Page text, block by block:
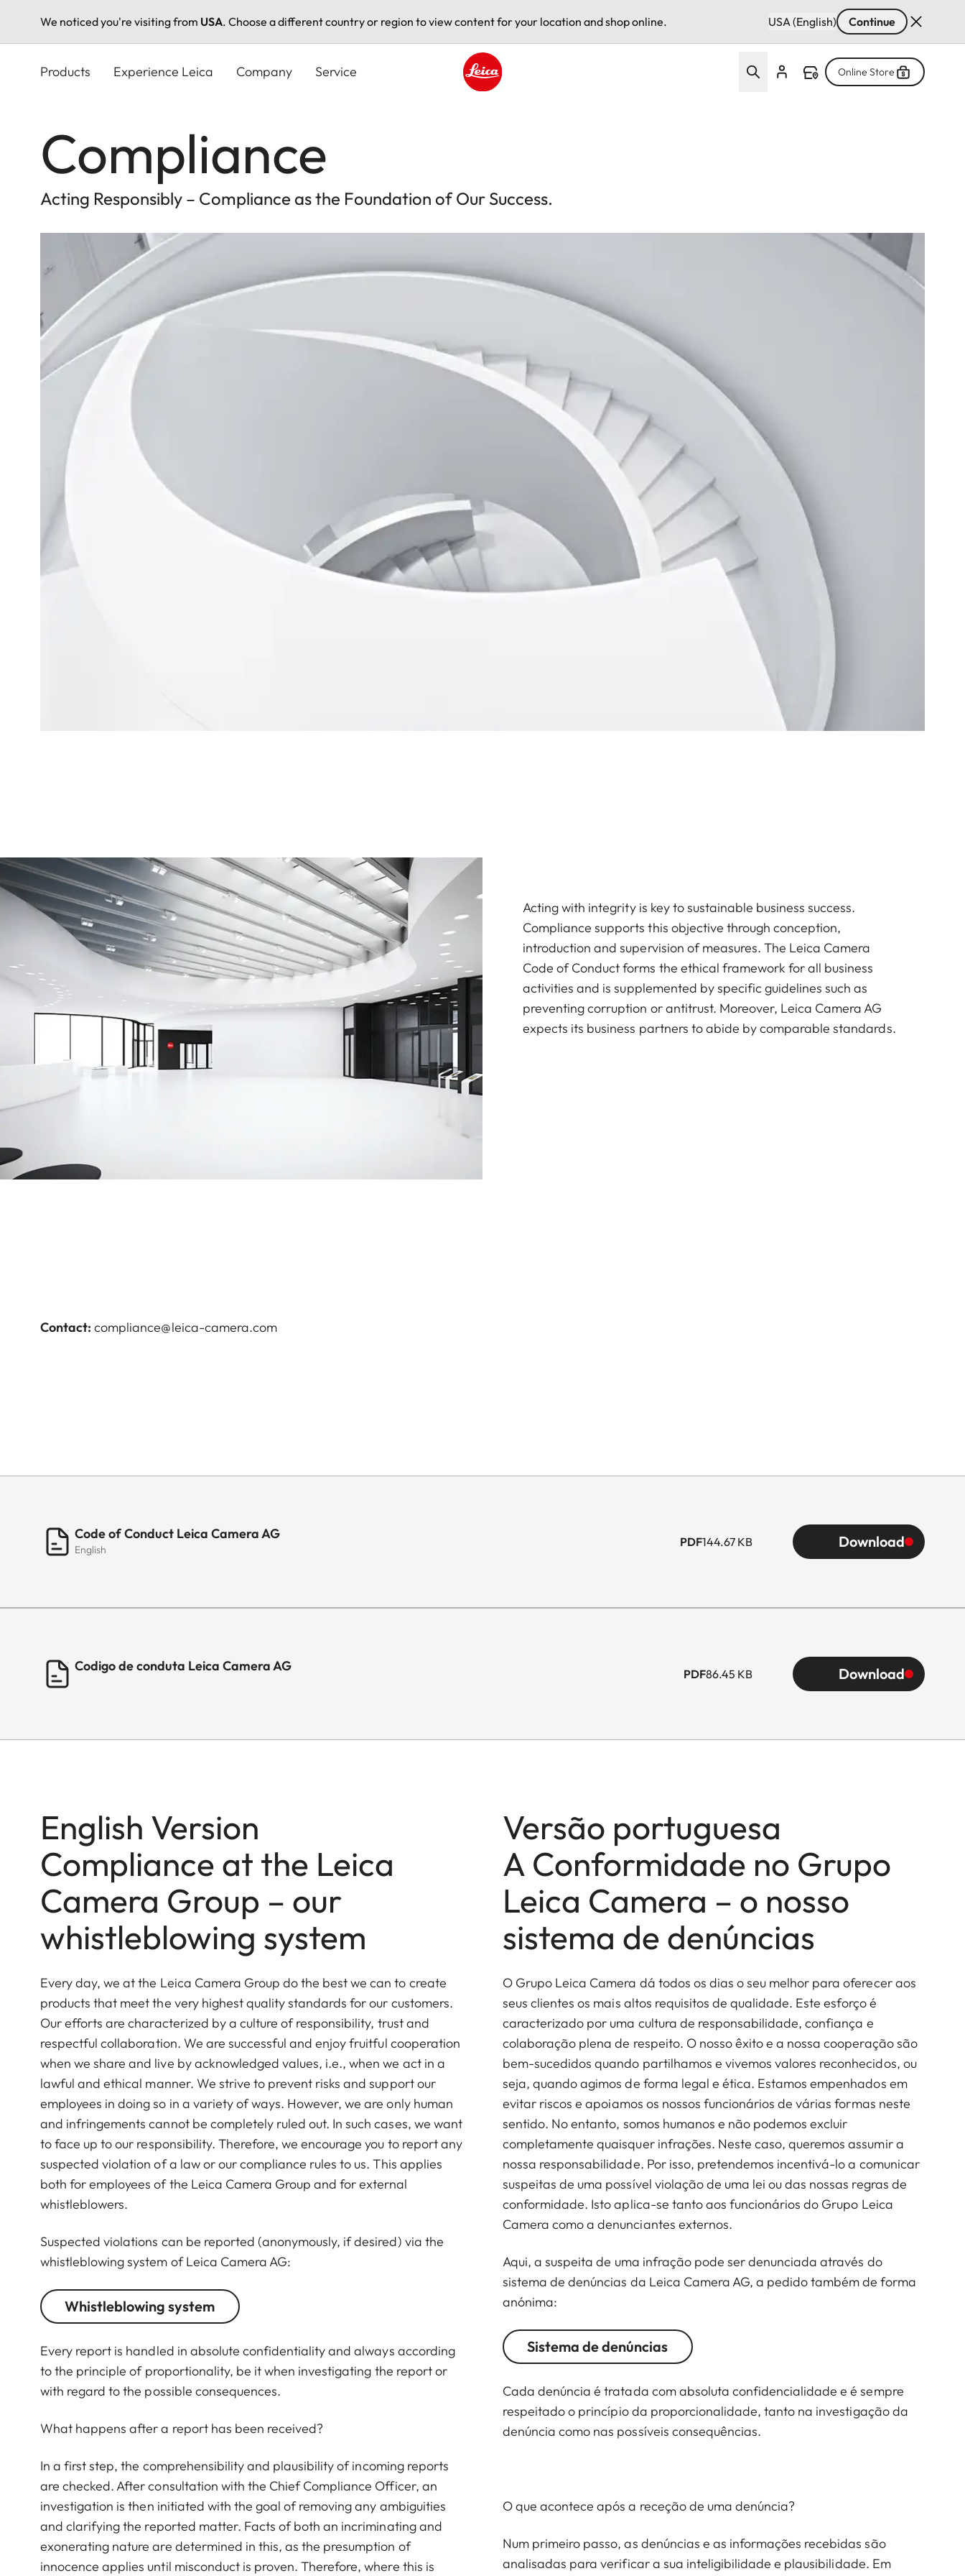
We noticed you're visiting from USA. Choose a different country or region to view content for your location and shop online. USA (English) Continue
Products Experience Leica Company Service Online Store
Compliance
Acting Responsibly – Compliance as the Foundation of Our Success.
Acting with integrity is key to sustainable business success.
Compliance supports this objective through conception,
introduction and supervision of measures. The Leica Camera
Code of Conduct forms the ethical framework for all business
activities and is supplemented by specific guidelines such as
preventing corruption or antitrust. Moreover, Leica Camera AG
expects its business partners to abide by comparable standards.
Contact: compliance@leica-camera.com
Code of Conduct Leica Camera AG
English
PDF144.67 KB Download
Codigo de conduta Leica Camera AG PDF86.45 KB Download
English Version
Compliance at the Leica
Camera Group – our
whistleblowing system
Every day, we at the Leica Camera Group do the best we can to create
products that meet the very highest quality standards for our customers.
Our efforts are characterized by a culture of responsibility, trust and
respectful collaboration. We are successful and enjoy fruitful cooperation
when we share and live by acknowledged values, i.e., when we act in a
lawful and ethical manner. We strive to prevent risks and support our
employees in doing so in a variety of ways. However, we are only human
and infringements cannot be completely ruled out. In such cases, we want
to face up to our responsibility. Therefore, we encourage you to report any
suspected violation of a law or our compliance rules to us. This applies
both for employees of the Leica Camera Group and for external
whistleblowers.
Suspected violations can be reported (anonymously, if desired) via the
whistleblowing system of Leica Camera AG:
Whistleblowing system
Every report is handled in absolute confidentiality and always according
to the principle of proportionality, be it when investigating the report or
with regard to the possible consequences.
What happens after a report has been received?
In a first step, the comprehensibility and plausibility of incoming reports
are checked. After consultation with the Chief Compliance Officer, an
investigation is then initiated with the goal of removing any ambiguities
and clarifying the reported matter. Facts of both an incriminating and
exonerating nature are determined in this, as the presumption of
innocence applies until misconduct is proven. Therefore, where this is
Versão portuguesa
A Conformidade no Grupo
Leica Camera – o nosso
sistema de denúncias
O Grupo Leica Camera dá todos os dias o seu melhor para oferecer aos
seus clientes os mais altos requisitos de qualidade. Este esforço é
caracterizado por uma cultura de responsabilidade, confiança e
colaboração plena de respeito. O nosso êxito e a nossa cooperação são
bem-sucedidos quando partilhamos e vivemos valores reconhecidos, ou
seja, quando agimos de forma legal e ética. Estamos empenhados em
evitar riscos e apoiamos os nossos funcionários de várias formas neste
sentido. No entanto, somos humanos e não podemos excluir
completamente quaisquer infrações. Neste caso, queremos assumir a
nossa responsabilidade. Por isso, pretendemos incentivá-lo a comunicar
suspeitas de uma possível violação de uma lei ou das nossas regras de
conformidade. Isto aplica-se tanto aos funcionários do Grupo Leica
Camera como a denunciantes externos.
Aqui, a suspeita de uma infração pode ser denunciada através do
sistema de denúncias da Leica Camera AG, a pedido também de forma
anónima:
Sistema de denúncias
Cada denúncia é tratada com absoluta confidencialidade e é sempre
respeitado o princípio da proporcionalidade, tanto na investigação da
denúncia como nas possíveis consequências.
O que acontece após a receção de uma denúncia?
Num primeiro passo, as denúncias e as informações recebidas são
analisadas para verificar a sua inteligibilidade e plausibilidade. Em